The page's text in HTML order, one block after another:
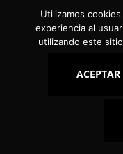
Utilizamos
experiencia al
utilizando este
ACEPTAR